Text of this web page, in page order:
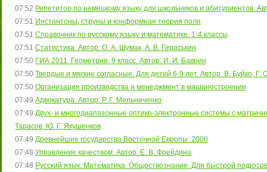
07:52 Репетитор по немецкому языку для школьников и абитуриентов.
07:51 Инстантоны, струны и конформная теория поля
07:51 Справочник по русскому языку и математике. 1-4 классы
07:51 Статистика. Автор: О. А. Шумак, А. В. Гераськин
07:50 ГИА 2011. Геометрия. 9 класс. Автор: И. И. Баврин
07:50 Твердые и мягкие согласные. Для детей 6-9 лет. Автор: В. Буйко, Г.
07:50 Организация производства и менеджмент в машиностроении
07:49 Адвокатура. Автор: Р. Г. Мельниченко
07:49 Двух- и многодиапазонные оптико-электронные системы с
Тарасов, Ю. Г. Якушенков
07:49 Древнейшие государства Восточной Европы. 2000
07:48 Управление качеством. Автор: Е. В. Фрейдина
07:48 Русский язык. Математика. Обществознание. Для быстрой